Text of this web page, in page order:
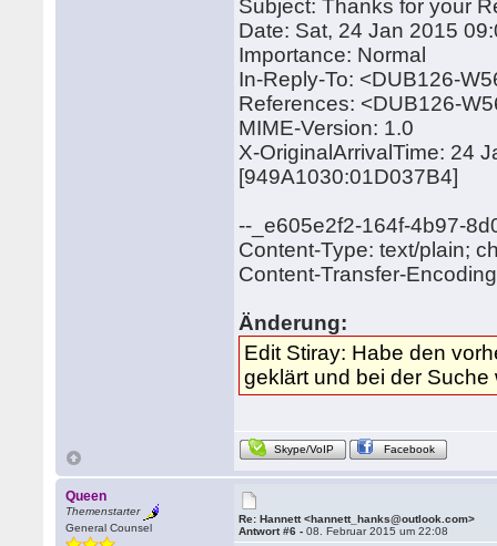
Subject: Thanks for your
Date: Sat, 24 Jan 2015
Importance: Normal
In-Reply-To: <DUB126-
References: <DUB126-
MIME-Version: 1.0
X-OriginalArrivalTime: 24
[949A1030:01D037B4]
--_e605e2f2-164f-4b97-
Content-Type: text/plain;
Content-Transfer-
Änderung:
Edit Stiray: Habe den
geklärt und bei der
Skype/VoIP Facebook
Queen
Themenstarter
General Counsel
Re: Hannett <hannett_hanks@outlook.com>
Antwort #6 -08. Februar 2015 um 22:08